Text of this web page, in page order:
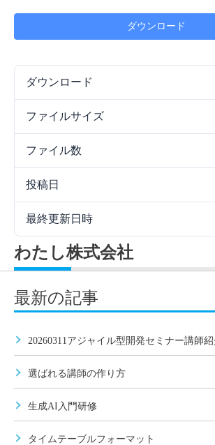
最新の記事
20260311アジャイル型開発セミナー講師
選ばれる講師の作り方
生成AI入門研修
タイムテーブルフォーマット
ダウンロード
ダウンロード
ファイルサイズ
ファイル数
投稿日
最終更新日時
わたし株式会社